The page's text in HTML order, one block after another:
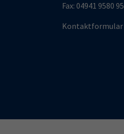
Fax: 04941 9580 95
Kontaktformular